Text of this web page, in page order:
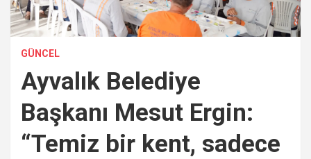
GÜNCEL
Ayvalık Belediye
Başkanı Mesut Ergin:
“Temiz bir kent, sadece